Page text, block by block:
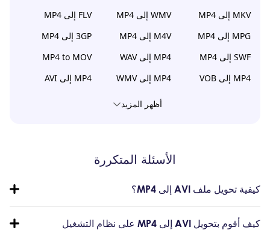
MKV إلى MP4
WMV إلى MP4
FLV إلى MP4
MPG إلى MP4
M4V إلى MP4
3GP إلى MP4
SWF إلى MP4
MP4 إلى WAV
MP4 to MOV
MP4 إلى VOB
MP4 إلى WMV MP4 إلى AVI
أظهر المزيد
الأسئلة المتكررة
كيفية تحويل ملف AVI إلى MP4؟
كيف أقوم بتحويل AVI إلى MP4 على نظام التشغيل